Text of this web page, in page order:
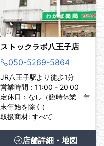
ストックラボ八王子店
050-5269-5864
JR八王子駅より徒歩1分
営業時間：11:00 - 20:00
定休日：なし（臨時休業・年
末年始を除く）
取扱商材: すべて
店舗詳細・地図